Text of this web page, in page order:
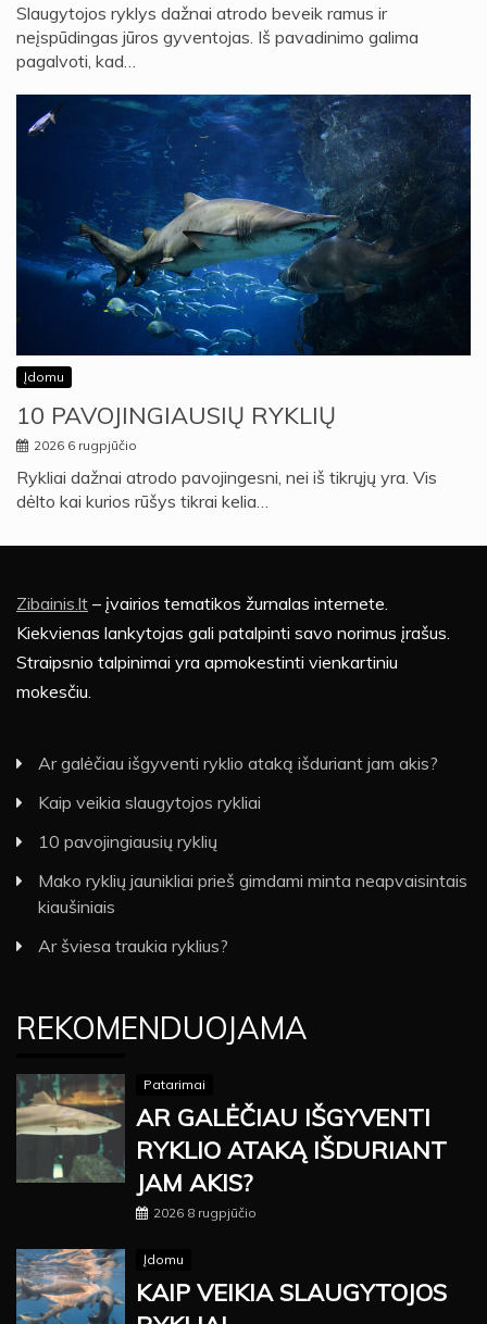
Slaugytojos ryklys dažnai atrodo beveik ramus ir
neįspūdingas jūros gyventojas. Iš pavadinimo galima
pagalvoti, kad…
Įdomu
10 PAVOJINGIAUSIŲ RYKLIŲ
2026 6 rugpjūčio
Rykliai dažnai atrodo pavojingesni, nei iš tikrųjų yra. Vis
dėlto kai kurios rūšys tikrai kelia…
Zibainis.lt – įvairios tematikos žurnalas internete.
Kiekvienas lankytojas gali patalpinti savo norimus įrašus.
Straipsnio talpinimai yra apmokestinti vienkartiniu
mokesčiu.
Ar galėčiau išgyventi ryklio ataką išduriant jam akis?
Kaip veikia slaugytojos rykliai
10 pavojingiausių ryklių
Mako ryklių jaunikliai prieš gimdami minta neapvaisintais
kiaušiniais
Ar šviesa traukia ryklius?
REKOMENDUOJAMA
Patarimai
AR GALĖČIAU IŠGYVENTI
RYKLIO ATAKĄ IŠDURIANT
JAM AKIS?
2026 8 rugpjūčio
Įdomu
KAIP VEIKIA SLAUGYTOJOS